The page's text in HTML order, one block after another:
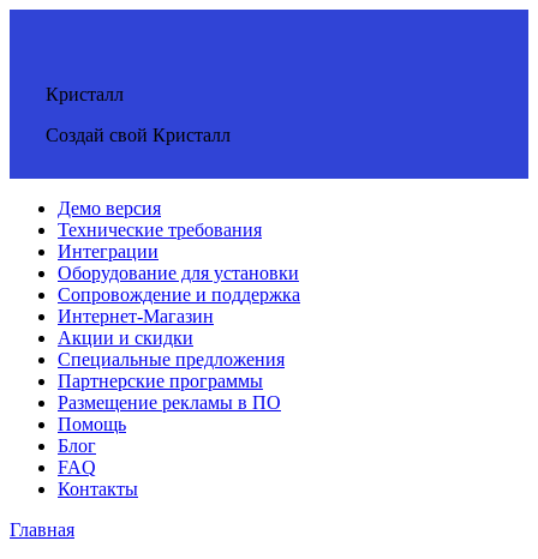
Кристалл
Создай свой Кристалл
Демо версия
Технические требования
Интеграции
Оборудование для установки
Сопровождение и поддержка
Интернет-Магазин
Акции и скидки
Специальные предложения
Партнерские программы
Размещение рекламы в ПО
Помощь
Блог
FAQ
Контакты
Главная